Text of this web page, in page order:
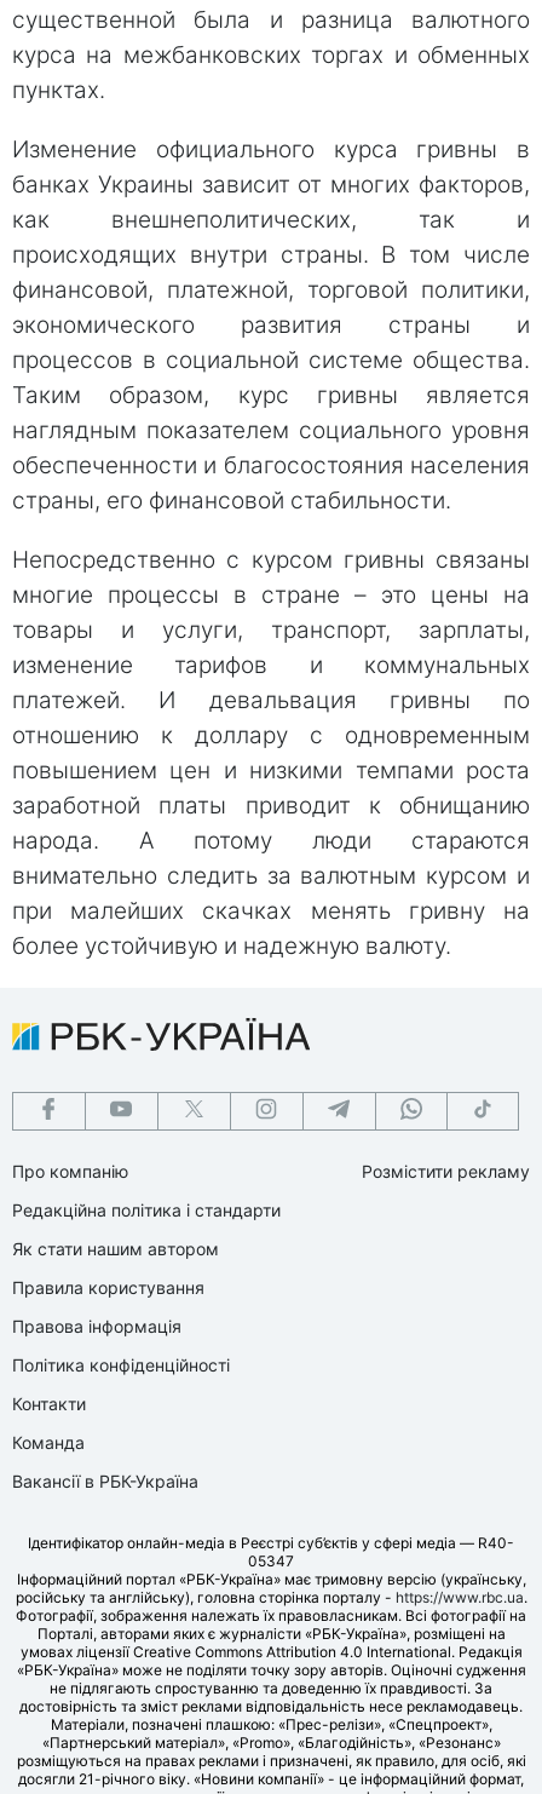
существенной была и разница валютного
курса на межбанковских торгах и обменных
пунктах.
Изменение официального курса гривны в
банках Украины зависит от многих факторов,
как внешнеполитических, так и
происходящих внутри страны. В том числе
финансовой, платежной, торговой политики,
экономического развития страны и
процессов в социальной системе общества.
Таким образом, курс гривны является
наглядным показателем социального уровня
обеспеченности и благосостояния населения
страны, его финансовой стабильности.
Непосредственно с курсом гривны связаны
многие процессы в стране – это цены на
товары и услуги, транспорт, зарплаты,
изменение тарифов и коммунальных
платежей. И девальвация гривны по
отношению к доллару с одновременным
повышением цен и низкими темпами роста
заработной платы приводит к обнищанию
народа. А потому люди стараются
внимательно следить за валютным курсом и
при малейших скачках менять гривну на
более устойчивую и надежную валюту.
Про компанію
Редакційна політика і стандарти
Як стати нашим автором
Правила користування
Правова інформація
Політика конфіденційності
Контакти
Команда
Вакансії в РБК-Україна
Розмістити рекламу
Ідентифікатор онлайн-медіа в Реєстрі суб’єктів у сфері медіа — R40-
05347
Інформаційний портал «РБК-Україна» має тримовну версію (українську,
російську та англійську), головна сторінка порталу - https://www.rbc.ua.
Фотографії, зображення належать їх правовласникам. Всі фотографії на
Порталі, авторами яких є журналісти «РБК-Україна», розміщені на
умовах ліцензії Creative Commons Attribution 4.0 International. Редакція
«РБК-Україна» може не поділяти точку зору авторів. Оціночні судження
не підлягають спростуванню та доведенню їх правдивості. За
достовірність та зміст реклами відповідальність несе рекламодавець.
Матеріали, позначені плашкою: «Прес-релізи», «Спецпроект»,
«Партнерський матеріал», «Promo», «Благодійність», «Резонанс»
розміщуються на правах реклами і призначені, як правило, для осіб, які
досягли 21-річного віку. «Новини компанії» - це інформаційний формат,